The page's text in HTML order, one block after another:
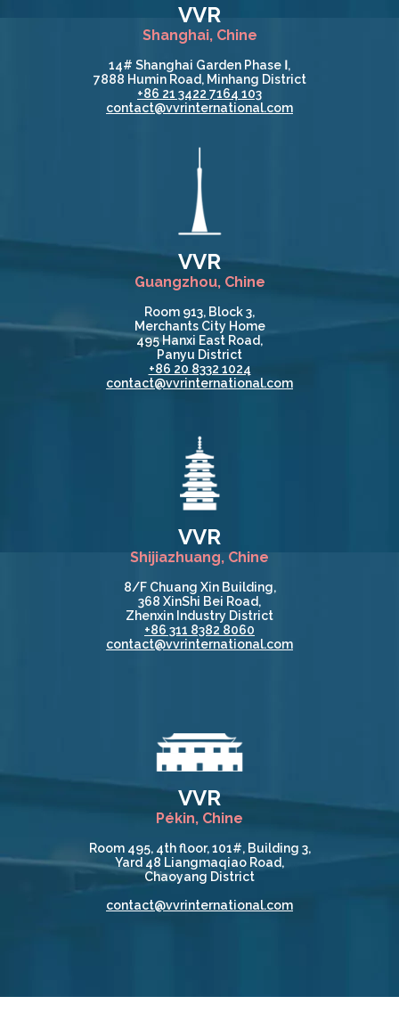
VVR
Shanghai, Chine
14# Shanghai Garden Phase Ⅰ,
7888 Humin Road, Minhang District
+86 21 3422 7164 103
contact@vvrinternational.com
VVR
Guangzhou, Chine
Room 913, Block 3,
Merchants City Home
495 Hanxi East Road,
Panyu District
+86 20 8332 1024
contact@vvrinternational.com
VVR
Shijiazhuang, Chine
8/F Chuang Xin Building,
368 XinShi Bei Road,
Zhenxin Industry District
+86 311 8382 8060
contact@vvrinternational.com
VVR
Pékin, Chine
Room 495, 4th floor, 101#, Building 3,
Yard 48 Liangmaqiao Road,
Chaoyang District
contact@vvrinternational.com